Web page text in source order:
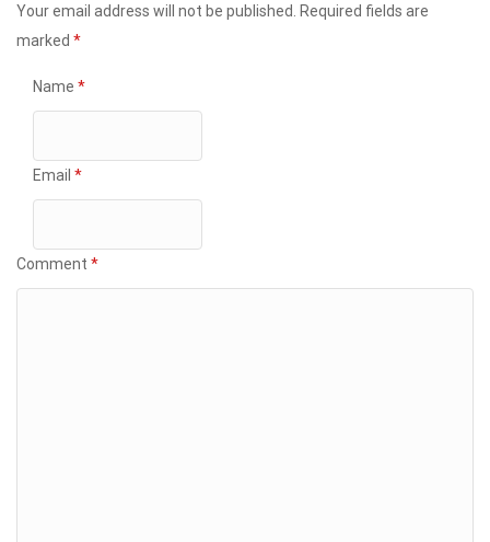
Your email address will not be published.
Required fields are
marked *
Name *
Email *
Comment *